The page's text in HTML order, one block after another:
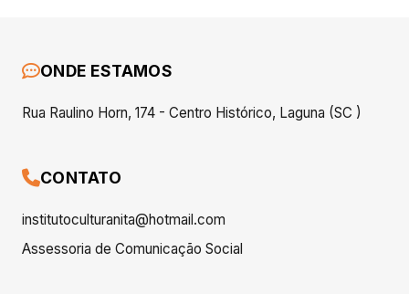
ONDE ESTAMOS
Rua Raulino Horn, 174 - Centro Histórico, Laguna (SC )
CONTATO
institutoculturanita@hotmail.com
Assessoria de Comunicação Social